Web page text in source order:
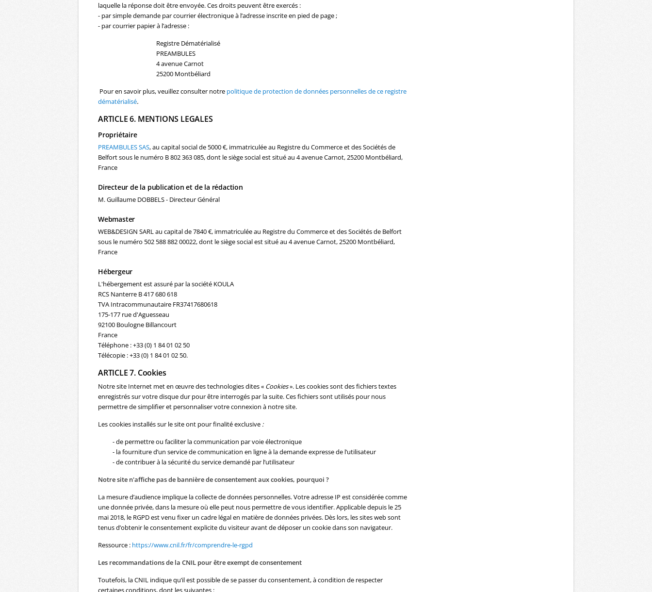
laquelle la réponse doit être envoyée. Ces droits peuvent être exercés :
- par simple demande par courrier électronique à l’adresse inscrite en pied de page ;
- par courrier papier à l’adresse :
Registre Dématérialisé
PREAMBULES
4 avenue Carnot
25200 Montbéliard
Pour en savoir plus, veuillez consulter notre politique de protection de données personnelles de ce registre
dématérialisé.
ARTICLE 6. MENTIONS LEGALES
Propriétaire
PREAMBULES SAS, au capital social de 5000 €, immatriculée au Registre du Commerce et des Sociétés de
Belfort sous le numéro B 802 363 085, dont le siège social est situé au 4 avenue Carnot, 25200 Montbéliard,
France
Directeur de la publication et de la rédaction
M. Guillaume DOBBELS - Directeur Général
Webmaster
WEB&DESIGN SARL au capital de 7840 €, immatriculée au Registre du Commerce et des Sociétés de Belfort
sous le numéro 502 588 882 00022, dont le siège social est situé au 4 avenue Carnot, 25200 Montbéliard,
France
Hébergeur
L'hébergement est assuré par la société KOULA
RCS Nanterre B 417 680 618
TVA Intracommunautaire FR37417680618
175-177 rue d'Aguesseau
92100 Boulogne Billancourt
France
Téléphone : +33 (0) 1 84 01 02 50
Télécopie : +33 (0) 1 84 01 02 50.
ARTICLE 7. Cookies
Notre site Internet met en œuvre des technologies dites « Cookies». Les cookies sont des fichiers textes
enregistrés sur votre disque dur pour être interrogés par la suite. Ces fichiers sont utilisés pour nous
permettre de simplifier et personnaliser votre connexion à notre site.
Les cookies installés sur le site ont pour finalité exclusive :
- de permettre ou faciliter la communication par voie électronique
- la fourniture d’un service de communication en ligne à la demande expresse de l’utilisateur
- de contribuer à la sécurité du service demandé par l’utilisateur
Notre site n'affiche pas de bannière de consentement aux cookies, pourquoi ?
La mesure d’audience implique la collecte de données personnelles. Votre adresse IP est considérée comme
une donnée privée, dans la mesure où elle peut nous permettre de vous identifier. Applicable depuis le 25
mai 2018, le RGPD est venu fixer un cadre légal en matière de données privées. Dès lors, les sites web sont
tenus d’obtenir le consentement explicite du visiteur avant de déposer un cookie dans son navigateur.
Ressource : https://www.cnil.fr/fr/comprendre-le-rgpd
Les recommandations de la CNIL pour être exempt de consentement
Toutefois, la CNIL indique qu’il est possible de se passer du consentement, à condition de respecter
certaines conditions, dont les suivantes :